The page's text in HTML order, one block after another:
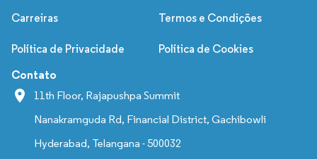
Carreiras Termos e Condições
Política de Privacidade Política de Cookies
Contato
11th Floor, Rajapushpa Summit
Nanakramguda Rd, Financial District, Gachibowli
Hyderabad, Telangana - 500032